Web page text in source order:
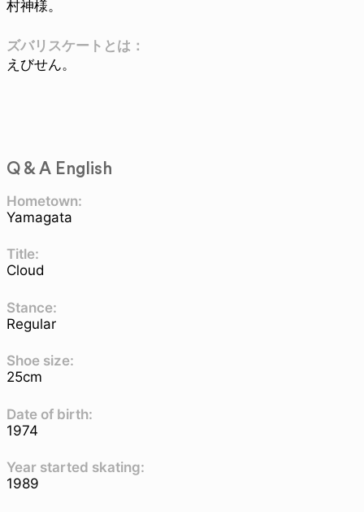
村神様。
ズバリスケートとは：
えびせん。
Q & A English
Hometown:
Yamagata
Title:
Cloud
Stance:
Regular
Shoe size:
25cm
Date of birth:
1974
Year started skating:
1989